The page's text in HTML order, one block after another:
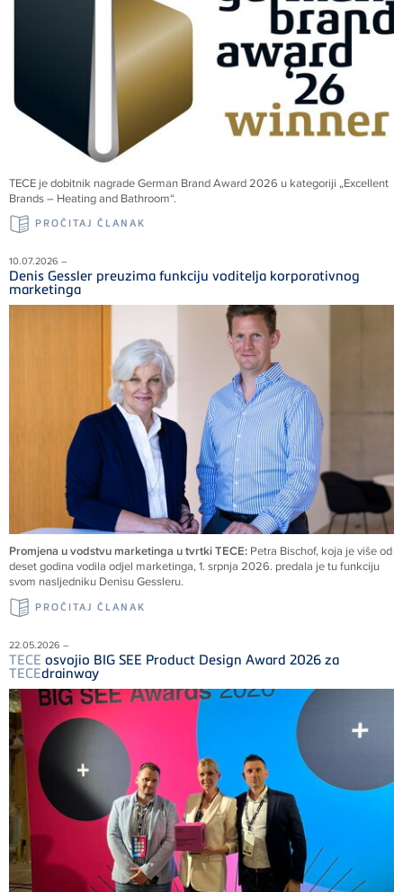
TECE je dobitnik nagrade German Brand Award 2026 u kategoriji „Excellent
Brands – Heating and Bathroom“.
PROČITAJ ČLANAK
10.07.2026 –
Denis Gessler preuzima funkciju voditelja korporativnog
marketinga
Promjena u vodstvu marketinga u tvrtki TECE: Petra Bischof, koja je više od
deset godina vodila odjel marketinga, 1. srpnja 2026. predala je tu funkciju
svom nasljedniku Denisu Gessleru.
PROČITAJ ČLANAK
22.05.2026 –
TECE osvojio BIG SEE Product Design Award 2026 za
TECEdrainway